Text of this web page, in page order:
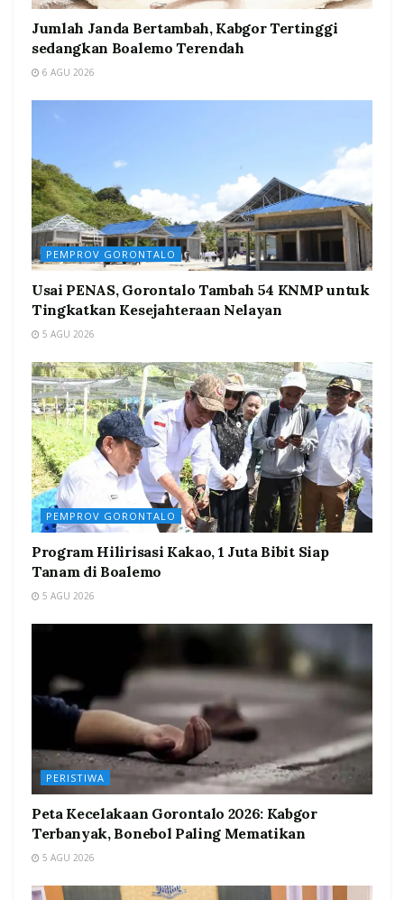
Jumlah Janda Bertambah, Kabgor Tertinggi
sedangkan Boalemo Terendah
6 AGU 2026
PEMPROV GORONTALO
Usai PENAS, Gorontalo Tambah 54 KNMP untuk
Tingkatkan Kesejahteraan Nelayan
5 AGU 2026
PEMPROV GORONTALO
Program Hilirisasi Kakao, 1 Juta Bibit Siap
Tanam di Boalemo
5 AGU 2026
PERISTIWA
Peta Kecelakaan Gorontalo 2026: Kabgor
Terbanyak, Bonebol Paling Mematikan
5 AGU 2026